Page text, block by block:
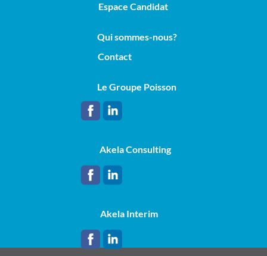
Espace Candidat
Qui sommes-nous?
Contact
Le Groupe Poisson
Akela Consulting
Akela Interim